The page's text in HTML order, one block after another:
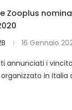
Zooplus
16 Gennaio
annunciati i
organizzato in Italia